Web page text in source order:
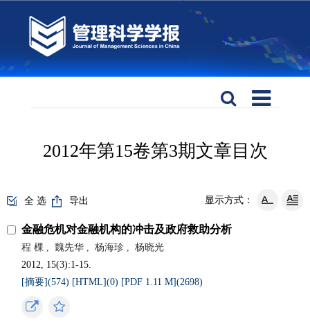
2012年第15卷第3期文章目次
全 选 导出 显示方式：
金融危机对金融机构的冲击及政府救助分析
程 棵 , 魏先华 , 杨海珍 ,
杨晓光
2012, 15(3):1-15.
[摘要](574) [HTML](0) [PDF 1.11 M](2698)